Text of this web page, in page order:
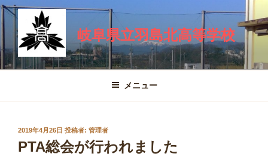
コ
ン
ン
ツ
岐阜県立羽島北高等学校
メニュー
投
稿
日:
2019年4月26日 投稿者: 管理者
PTA総会が行われました